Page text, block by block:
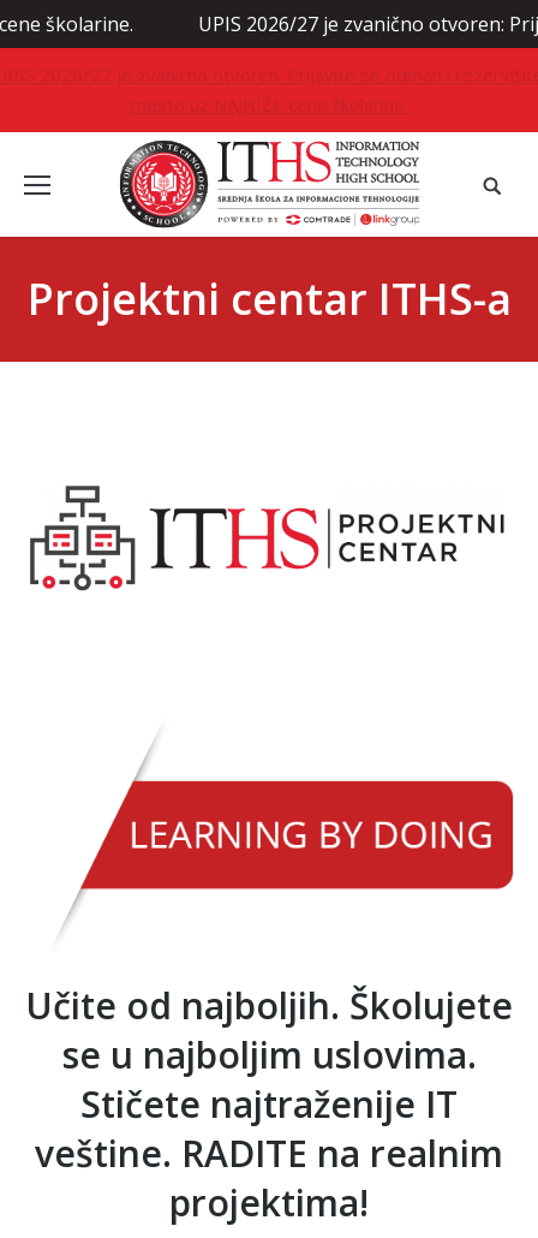
UPIS 2026/27 je zvanično otvoren: Prijavite se
2026/27 je zvanično otvoren: Prijavite se odmah i
mesto uz NAJNIŽE cene školarine.
Projektni centar ITHS-a
Učite od najboljih. Školujete
se u najboljim uslovima.
Stičete najtraženije IT
veštine. RADITE na realnim
projektima!